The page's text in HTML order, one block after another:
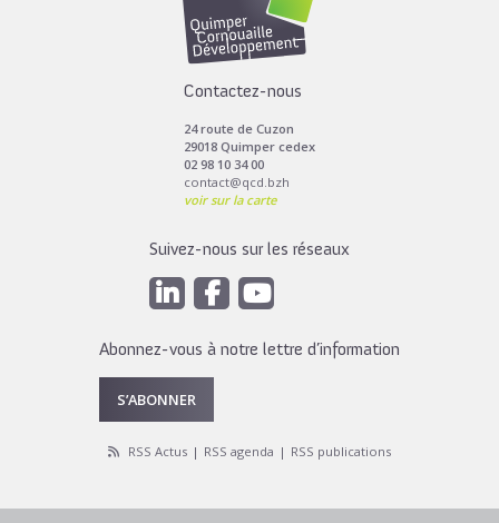
Contactez-nous
24 route de Cuzon
29018 Quimper cedex
02 98 10 34 00
contact@qcd.bzh
voir sur la carte
Suivez-nous sur les réseaux
Abonnez-vous à notre lettre d’information
S’ABONNER
RSS Actus RSS agenda RSS publications